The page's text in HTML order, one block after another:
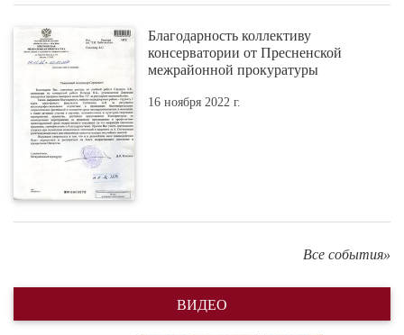
Благодарность коллективу
консерватории от Пресненской
межрайонной прокуратуры
16 ноября 2022 г.
Все события»
ВИДЕО